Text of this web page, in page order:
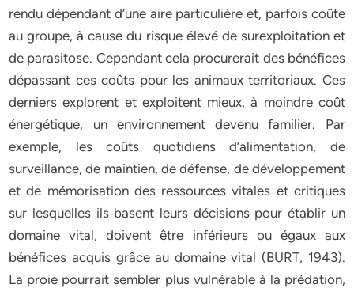
rendu dépendant d’une aire particulière et, parfois coûte
au groupe, à cause du risque élevé de surexploitation et
de parasitose. Cependant cela procurerait des bénéfices
dépassant ces coûts pour les animaux territoriaux. Ces
derniers explorent et exploitent mieux, à moindre coût
énergétique, un environnement devenu familier. Par
exemple, les coûts quotidiens d’alimentation, de
surveillance, de maintien, de défense, de développement
et de mémorisation des ressources vitales et critiques
sur lesquelles ils basent leurs décisions pour établir un
domaine vital, doivent être inférieurs ou égaux aux
bénéfices acquis grâce au domaine vital (BURT, 1943).
La proie pourrait sembler plus vulnérable à la prédation,